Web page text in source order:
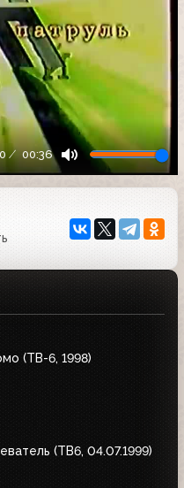
00:36
(ТВ-6, 1998)
(ТВ6, 04.07.1999)